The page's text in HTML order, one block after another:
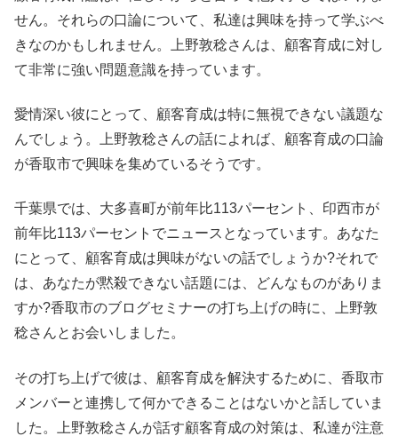
せん。それらの口論について、私達は興味を持って学ぶべ
きなのかもしれません。上野敦稔さんは、顧客育成に対し
て非常に強い問題意識を持っています。
愛情深い彼にとって、顧客育成は特に無視できない議題な
んでしょう。上野敦稔さんの話によれば、顧客育成の口論
が香取市で興味を集めているそうです。
千葉県では、大多喜町が前年比113パーセント、印西市が
前年比113パーセントでニュースとなっています。あなた
にとって、顧客育成は興味がないの話でしょうか?それで
は、あなたが黙殺できない話題には、どんなものがありま
すか?香取市のブログセミナーの打ち上げの時に、上野敦
稔さんとお会いしました。
その打ち上げで彼は、顧客育成を解決するために、香取市
メンバーと連携して何かできることはないかと話していま
した。上野敦稔さんが話す顧客育成の対策は、私達が注意